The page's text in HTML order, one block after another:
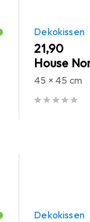
Dekokissen
EUR
21,90
House
45 x 45 cm
Dekokissen